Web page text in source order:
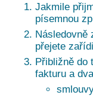
Jakmile
písemnou
Následovně
přejete
Přibližně do
fakturu a